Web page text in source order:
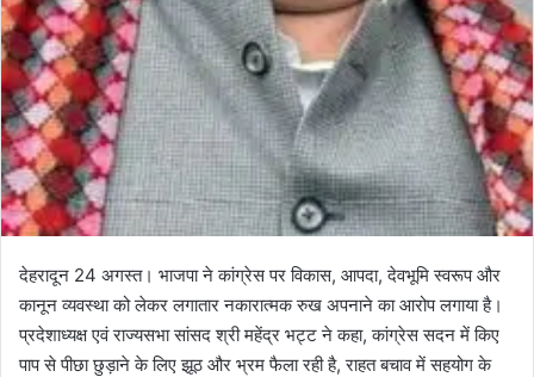
देहरादून 24 अगस्त। भाजपा ने कांग्रेस पर विकास, आपदा, देवभूमि स्वरूप और
कानून व्यवस्था को लेकर लगातार नकारात्मक रुख अपनाने का आरोप लगाया है।
प्रदेशाध्यक्ष एवं राज्यसभा सांसद श्री महेंद्र भट्ट ने कहा, कांग्रेस सदन में किए
पाप से पीछा छुड़ाने के लिए झूठ और भ्रम फैला रही है, राहत बचाव में सहयोग के